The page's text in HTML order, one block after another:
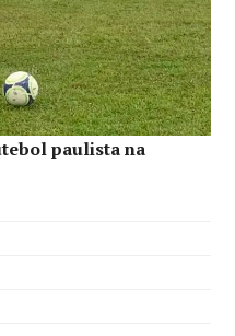
paulista na